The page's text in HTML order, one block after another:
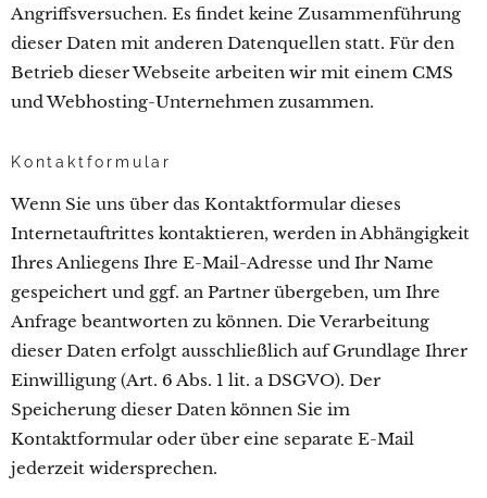
Angriffsversuchen. Es findet keine Zusammenführung
dieser Daten mit anderen Datenquellen statt. Für den
Betrieb dieser Webseite arbeiten wir mit einem CMS
und Webhosting-Unternehmen zusammen.
Kontaktformular
Wenn Sie uns über das Kontaktformular dieses
Internetauftrittes kontaktieren, werden in Abhängigkeit
Ihres Anliegens Ihre E-Mail-Adresse und Ihr Name
gespeichert und ggf. an Partner übergeben, um Ihre
Anfrage beantworten zu können. Die Verarbeitung
dieser Daten erfolgt ausschließlich auf Grundlage Ihrer
Einwilligung (Art. 6 Abs. 1 lit. a DSGVO). Der
Speicherung dieser Daten können Sie im
Kontaktformular oder über eine separate E-Mail
jederzeit widersprechen.